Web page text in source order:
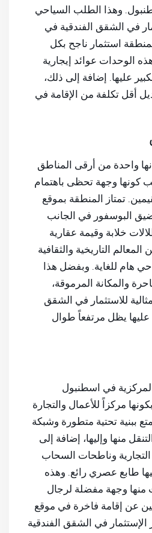
وهذا الطلب السياحي
في الشقق الفندقية في
استثمار ناجح بكل
الوحدات عوائد إيجارية
عليها. إضافة إلى ذلك،
أقل تكلفة من الإقامة في
واحدة من أرقى المناطق
كونها وجهة تحظى باهتمام
تمتاز المنطقة بموقع
البوسفور في الجانب
خلابة وقيمة عقارية
التاريخية والثقافية
هام للغاية. وبفضل هذا
والمكانة المرموقة،
للاستثمار في الشقق
عليها يظل مرتفعاً طوال
في اسطنبول
مركزاً للأعمال والتجارة
ببنية تحتية متطورة وشبكة
منها وإليها، إضافة إلى
التجارية وناطحات السحاب
طابع عصري رائع. وهذه
منها وجهة مفضلة لرجال
عن إقامة فاخرة في موقع
في الشقق الفندقية